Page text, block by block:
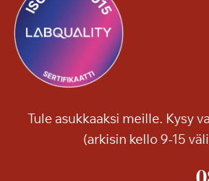
Tule asukkaaksi meille. Kysy
(arkisin kello 9-15